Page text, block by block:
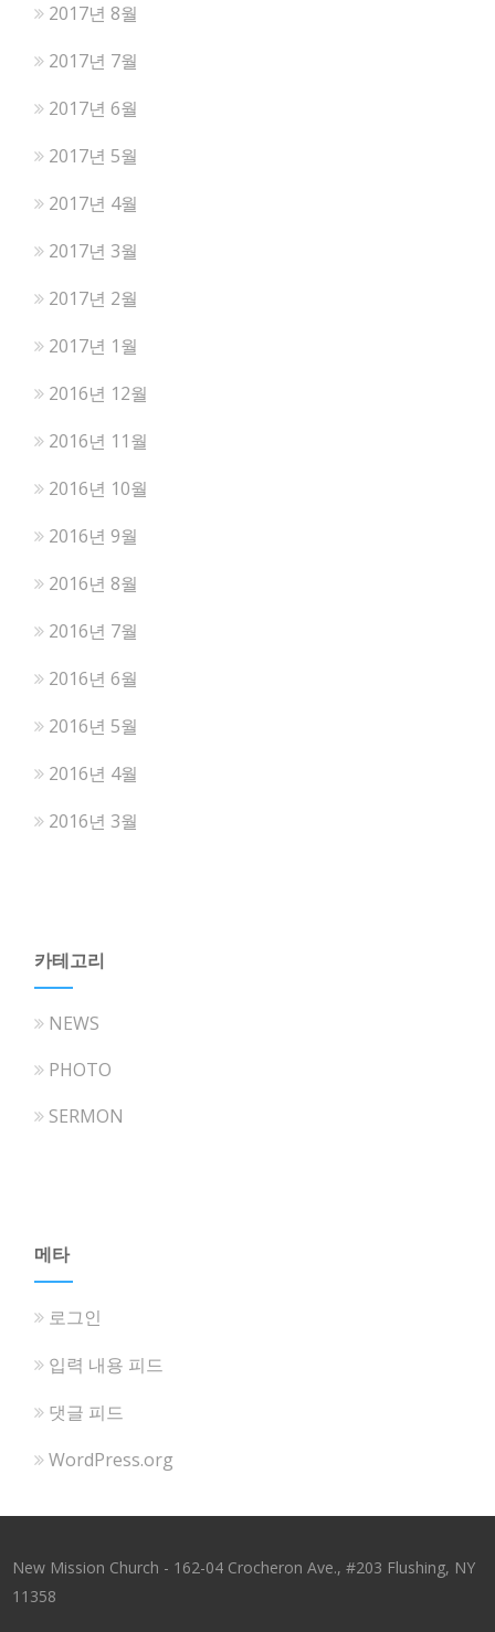
2017년 8월
2017년 7월
2017년 6월
2017년 5월
2017년 4월
2017년 3월
2017년 2월
2017년 1월
2016년 12월
2016년 11월
2016년 10월
2016년 9월
2016년 8월
2016년 7월
2016년 6월
2016년 5월
2016년 4월
2016년 3월
카테고리
NEWS
PHOTO
SERMON
메타
로그인
입력 내용 피드
댓글 피드
WordPress.org
New Mission Church - 162-04 Crocheron Ave., #203 Flushing, NY
11358